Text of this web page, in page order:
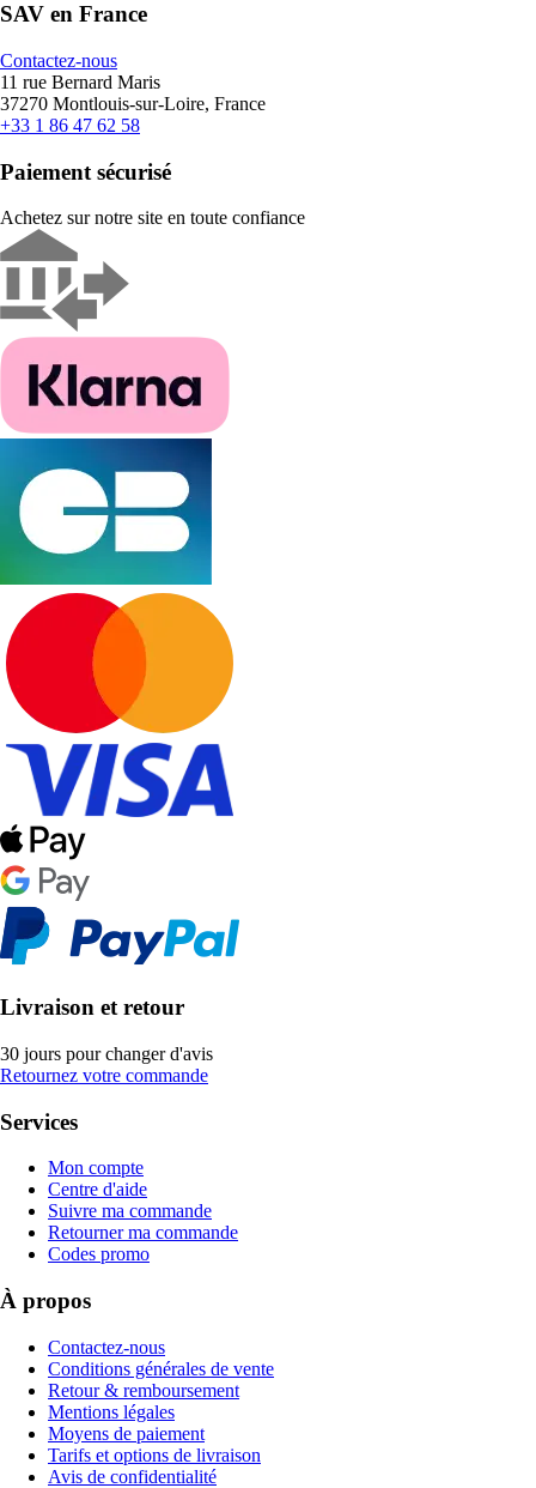
SAV en France
Contactez-nous
11 rue Bernard Maris
37270 Montlouis-sur-Loire, France
+33 1 86 47 62 58
Paiement sécurisé
Achetez sur notre site en toute confiance
Livraison et retour
30 jours pour changer d'avis
Retournez votre commande
Services
Mon compte
Centre d'aide
Suivre ma commande
Retourner ma commande
Codes promo
À propos
Contactez-nous
Conditions générales de vente
Retour & remboursement
Mentions légales
Moyens de paiement
Tarifs et options de livraison
Avis de confidentialité